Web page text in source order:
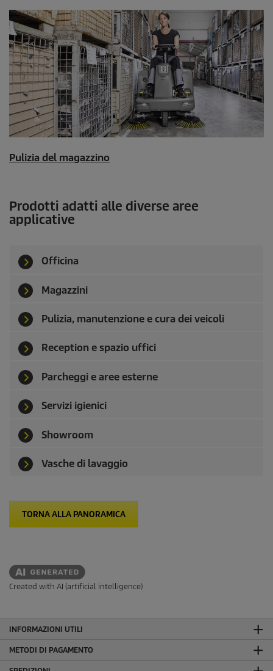
Pulizia del magazzino
Prodotti adatti alle diverse aree
applicative
Officina
Magazzini
Pulizia, manutenzione e cura dei veicoli
Reception e spazio uffici
Parcheggi e aree esterne
Servizi igienici
Showroom
Vasche di lavaggio
TORNA ALLA PANORAMICA
Created with AI (artificial intelligence)
INFORMAZIONI UTILI
METODI DI PAGAMENTO